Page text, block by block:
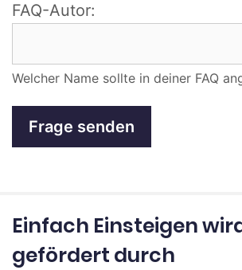
FAQ-Autor:
Welcher Name sollte in deiner FAQ
Einfach Einsteigen
gefördert durch